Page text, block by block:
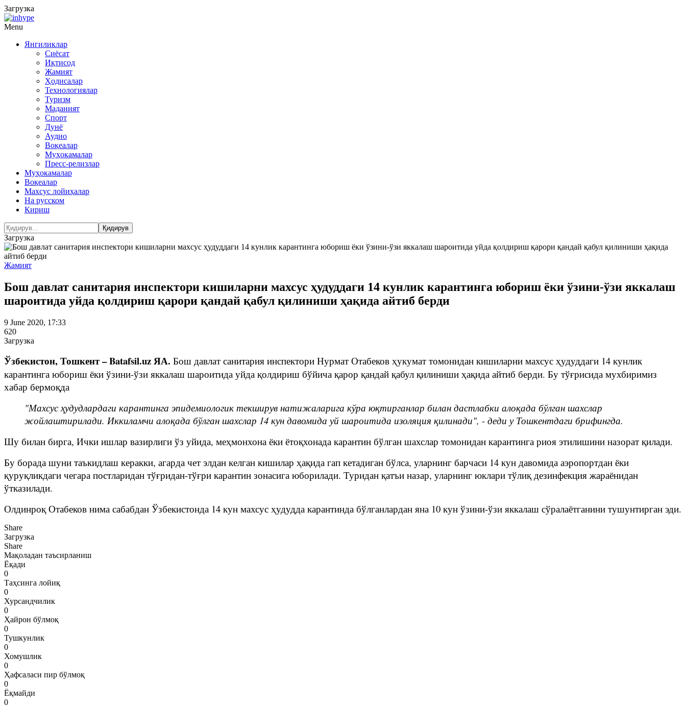
Загрузка
Menu
Янгиликлар
Сиёсат
Иқтисод
Жамият
Ҳодисалар
Технологиялар
Туризм
Маданият
Спорт
Дунё
Аудио
Воқеалар
Муҳокамалар
Пресс-релизлар
Муҳокамалар
Воқеалар
Махсус лойиҳалар
На русском
Кириш
Загрузка
Жамият
Бош давлат санитария инспектори кишиларни махсус ҳудуддаги 14 кунлик карантинга юбориш ёки ўзини-ўзи яккалаш
шароитида уйда қолдириш қарори қандай қабул қилиниши ҳақида айтиб берди
9 June 2020, 17:33
620
Загрузка
Ўзбекистон, Тошкент – Batafsil.uz ЯА. Бош давлат санитария инспектори Нурмат Отабеков ҳукумат томонидан кишиларни махсус ҳудуддаги 14 кунлик
карантинга юбориш ёки ўзини-ўзи яккалаш шароитида уйда қолдириш бўйича қарор қандай қабул қилиниши ҳақида айтиб берди. Бу тўғрисида мухбиримиз
хабар бермоқда
"Махсус ҳудудлардаги карантинга эпидемиологик текширув натижаларига кўра юқтирганлар билан дастлабки алоқада бўлган шахслар
жойлаштирилади. Иккиламчи алоқада бўлган шахслар 14 кун давомида уй шароитида изоляция қилинади", - деди у Тошкентдаги брифингда.
Шу билан бирга, Ички ишлар вазирлиги ўз уйида, меҳмонхона ёки ётоқхонада карантин бўлган шахслар томонидан карантинга риоя этилишини назорат қилади.
Бу борада шуни таъкидлаш керакки, агарда чет элдан келган кишилар ҳақида гап кетадиган бўлса, уларнинг барчаси 14 кун давомида аэропортдан ёки
қуруқликдаги чегара постларидан тўғридан-тўғри карантин зонасига юборилади. Туридан қатъи назар, уларнинг юклари тўлиқ дезинфекция жараёнидан
ўтказилади.
Олдинроқ Отабеков нима сабабдан Ўзбекистонда 14 кун махсус ҳудудда карантинда бўлганлардан яна 10 кун ўзини-ўзи яккалаш сўралаётганини тушунтирган эди.
Share
Загрузка
Share
Мақоладан таъсирланиш
Ёқади
0
Таҳсинга лойиқ
0
Хурсандчилик
0
Ҳайрон бўлмоқ
0
Тушкунлик
0
Хомушлик
0
Ҳафсаласи пир бўлмоқ
0
Ёқмайди
0